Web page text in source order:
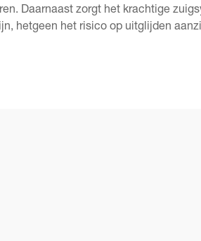
Daarnaast zorgt het krachtige
hetgeen het risico op uitglijden